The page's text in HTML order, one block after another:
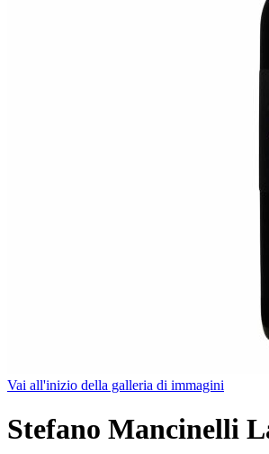
Vai all'inizio della galleria di immagini
Stefano Mancinelli